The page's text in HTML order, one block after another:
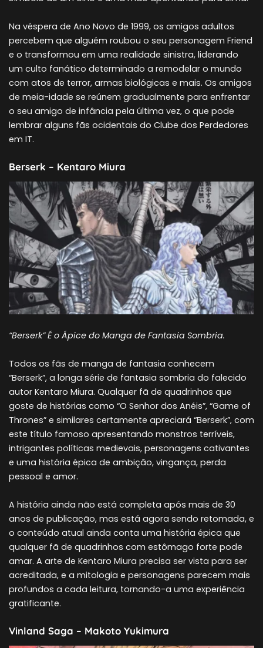
Na véspera de Ano Novo de 1999, os amigos adultos
percebem que alguém roubou o seu personagem Friend
e o transformou em uma realidade sinistra, liderando
um culto fanático determinado a remodelar o mundo
com atos de terror, armas biológicas e mais. Os amigos
de meia-idade se reúnem gradualmente para enfrentar
o seu amigo de infância pela última vez, o que pode
lembrar alguns fãs ocidentais do Clube dos Perdedores
em IT.
Berserk – Kentaro Miura
“Berserk” É o Ápice do Manga de Fantasia Sombria.
Todos os fãs de manga de fantasia conhecem
“Berserk”, a longa série de fantasia sombria do falecido
autor Kentaro Miura. Qualquer fã de quadrinhos que
goste de histórias como “O Senhor dos Anéis”, “Game of
Thrones” e similares certamente apreciará “Berserk”, com
este título famoso apresentando monstros terríveis,
intrigantes políticas medievais, personagens cativantes
e uma história épica de ambição, vingança, perda
pessoal e amor.
A história ainda não está completa após mais de 30
anos de publicação, mas está agora sendo retomada, e
o conteúdo atual ainda conta uma história épica que
qualquer fã de quadrinhos com estômago forte pode
amar. A arte de Kentaro Miura precisa ser vista para ser
acreditada, e a mitologia e personagens parecem mais
profundos a cada leitura, tornando-a uma experiência
gratificante.
Vinland Saga – Makoto Yukimura